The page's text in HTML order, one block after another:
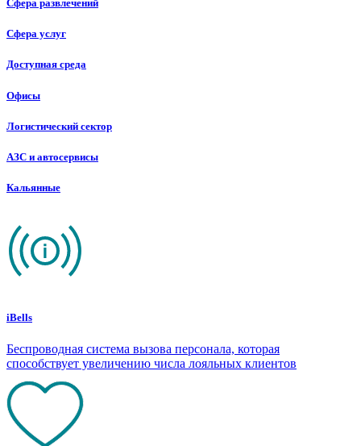
Сфера развлечений
Сфера услуг
Доступная среда
Офисы
Логистический сектор
АЗС и автосервисы
Кальянные
iBells
Беспроводная система вызова персонала, которая
способствует увеличению числа лояльных клиентов